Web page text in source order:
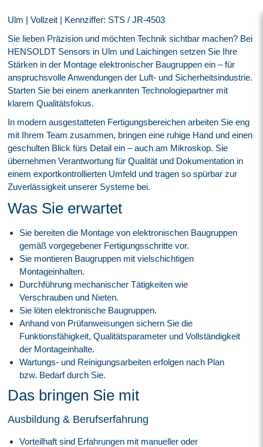
Ulm | Vollzeit | Kennziffer: STS / JR-4503
Sie lieben Präzision und möchten Technik sichtbar machen? Bei
HENSOLDT Sensors in Ulm und Laichingen setzen Sie Ihre
Stärken in der Montage elektronischer Baugruppen ein – für
anspruchsvolle Anwendungen der Luft- und Sicherheitsindustrie.
Starten Sie bei einem anerkannten Technologiepartner mit
klarem Qualitätsfokus.
In modern ausgestatteten Fertigungsbereichen arbeiten Sie eng
mit Ihrem Team zusammen, bringen eine ruhige Hand und einen
geschulten Blick fürs Detail ein – auch am Mikroskop. Sie
übernehmen Verantwortung für Qualität und Dokumentation in
einem exportkontrollierten Umfeld und tragen so spürbar zur
Zuverlässigkeit unserer Systeme bei.
Was Sie erwartet
Sie bereiten die Montage von elektronischen Baugruppen
gemäß vorgegebener Fertigungsschritte vor.
Sie montieren Baugruppen mit vielschichtigen
Montageinhalten.
Durchführung mechanischer Tätigkeiten wie
Verschrauben und Nieten.
Sie löten elektronische Baugruppen.
Anhand von Prüfanweisungen sichern Sie die
Funktionsfähigkeit, Qualitätsparameter und Vollständigkeit
der Montageinhalte.
Wartungs- und Reinigungsarbeiten erfolgen nach Plan
bzw. Bedarf durch Sie.
Das bringen Sie mit
Ausbildung & Berufserfahrung
Vorteilhaft sind Erfahrungen mit manueller oder